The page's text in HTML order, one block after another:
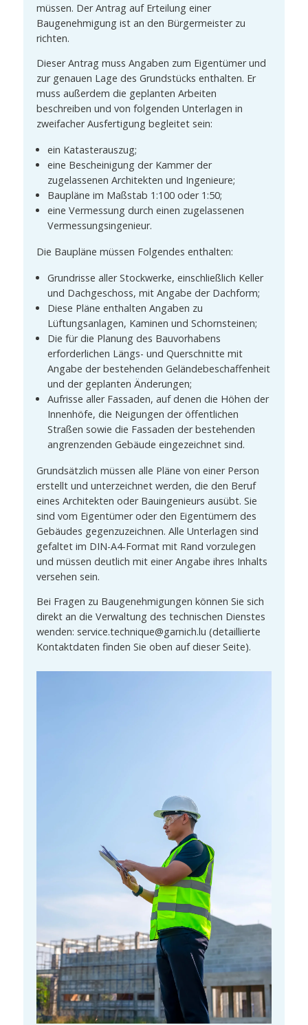
müssen. Der Antrag auf Erteilung einer
Baugenehmigung ist an den Bürgermeister zu
richten.
Dieser Antrag muss Angaben zum Eigentümer und
zur genauen Lage des Grundstücks enthalten. Er
muss außerdem die geplanten Arbeiten
beschreiben und von folgenden Unterlagen in
zweifacher Ausfertigung begleitet sein:
ein Katasterauszug;
eine Bescheinigung der Kammer der
zugelassenen Architekten und Ingenieure;
Baupläne im Maßstab 1:100 oder 1:50;
eine Vermessung durch einen zugelassenen
Vermessungsingenieur.
Die Baupläne müssen Folgendes enthalten:
Grundrisse aller Stockwerke, einschließlich Keller
und Dachgeschoss, mit Angabe der Dachform;
Diese Pläne enthalten Angaben zu
Lüftungsanlagen, Kaminen und Schornsteinen;
Die für die Planung des Bauvorhabens
erforderlichen Längs- und Querschnitte mit
Angabe der bestehenden Geländebeschaffenheit
und der geplanten Änderungen;
Aufrisse aller Fassaden, auf denen die Höhen der
Innenhöfe, die Neigungen der öffentlichen
Straßen sowie die Fassaden der bestehenden
angrenzenden Gebäude eingezeichnet sind.
Grundsätzlich müssen alle Pläne von einer Person
erstellt und unterzeichnet werden, die den Beruf
eines Architekten oder Bauingenieurs ausübt. Sie
sind vom Eigentümer oder den Eigentümern des
Gebäudes gegenzuzeichnen. Alle Unterlagen sind
gefaltet im DIN-A4-Format mit Rand vorzulegen
und müssen deutlich mit einer Angabe ihres Inhalts
versehen sein.
Bei Fragen zu Baugenehmigungen können Sie sich
direkt an die Verwaltung des technischen Dienstes
wenden: service.technique@garnich.lu (detaillierte
Kontaktdaten finden Sie oben auf dieser Seite).